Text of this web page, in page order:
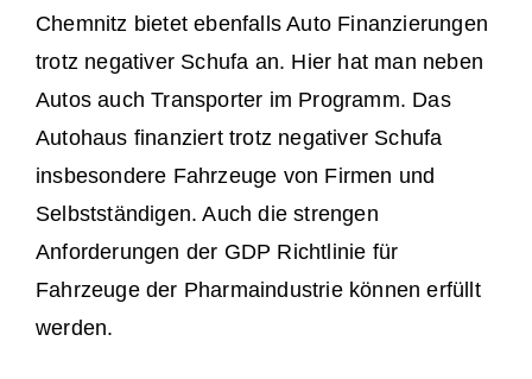
Chemnitz bietet ebenfalls Auto Finanzierungen
trotz negativer Schufa an. Hier hat man neben
Autos auch Transporter im Programm. Das
Autohaus finanziert trotz negativer Schufa
insbesondere Fahrzeuge von Firmen und
Selbstständigen. Auch die strengen
Anforderungen der GDP Richtlinie für
Fahrzeuge der Pharmaindustrie können erfüllt
werden.